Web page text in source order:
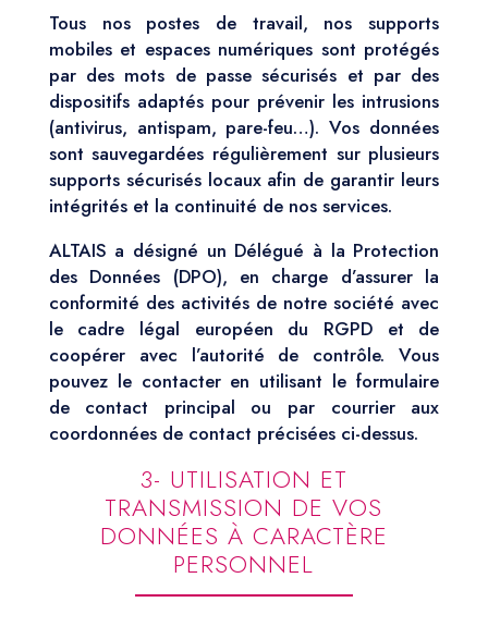
Tous nos postes de travail, nos supports
mobiles et espaces numériques sont protégés
par des mots de passe sécurisés et par des
dispositifs adaptés pour prévenir les intrusions
(antivirus, antispam, pare-feu…). Vos données
sont sauvegardées régulièrement sur plusieurs
supports sécurisés locaux afin de garantir leurs
intégrités et la continuité de nos services.
ALTAIS a désigné un Délégué à la Protection
des Données (DPO), en charge d’assurer la
conformité des activités de notre société avec
le cadre légal européen du RGPD et de
coopérer avec l’autorité de contrôle. Vous
pouvez le contacter en utilisant le formulaire
de contact principal ou par courrier aux
coordonnées de contact précisées ci-dessus.
3- UTILISATION ET
TRANSMISSION DE VOS
DONNÉES À CARACTÈRE
PERSONNEL